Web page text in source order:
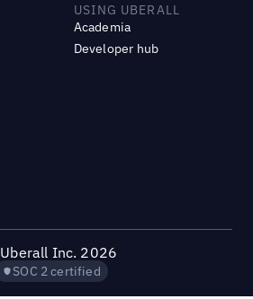
USING UBERALL
Academia
Developer hub
Uberall Inc. 2026
SOC 2 certified